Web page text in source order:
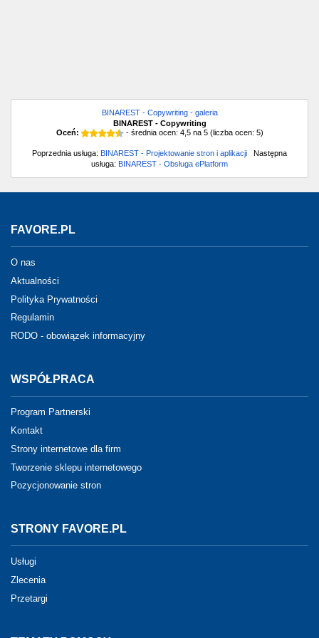
BINAREST - Copywriting - galeria
BINAREST - Copywriting
Oceń:
- średnia ocen: 4,5na 5(liczba ocen: 5)
Poprzednia usługa: BINAREST - Projektowanie stron i aplikacji Następna
usługa: BINAREST - Obsługa ePlatform
FAVORE.PL
O nas
Aktualności
Polityka Prywatności
Regulamin
RODO - obowiązek informacyjny
WSPÓŁPRACA
Program Partnerski
Kontakt
Strony internetowe dla firm
Tworzenie sklepu internetowego
Pozycjonowanie stron
STRONY FAVORE.PL
Usługi
Zlecenia
Przetargi